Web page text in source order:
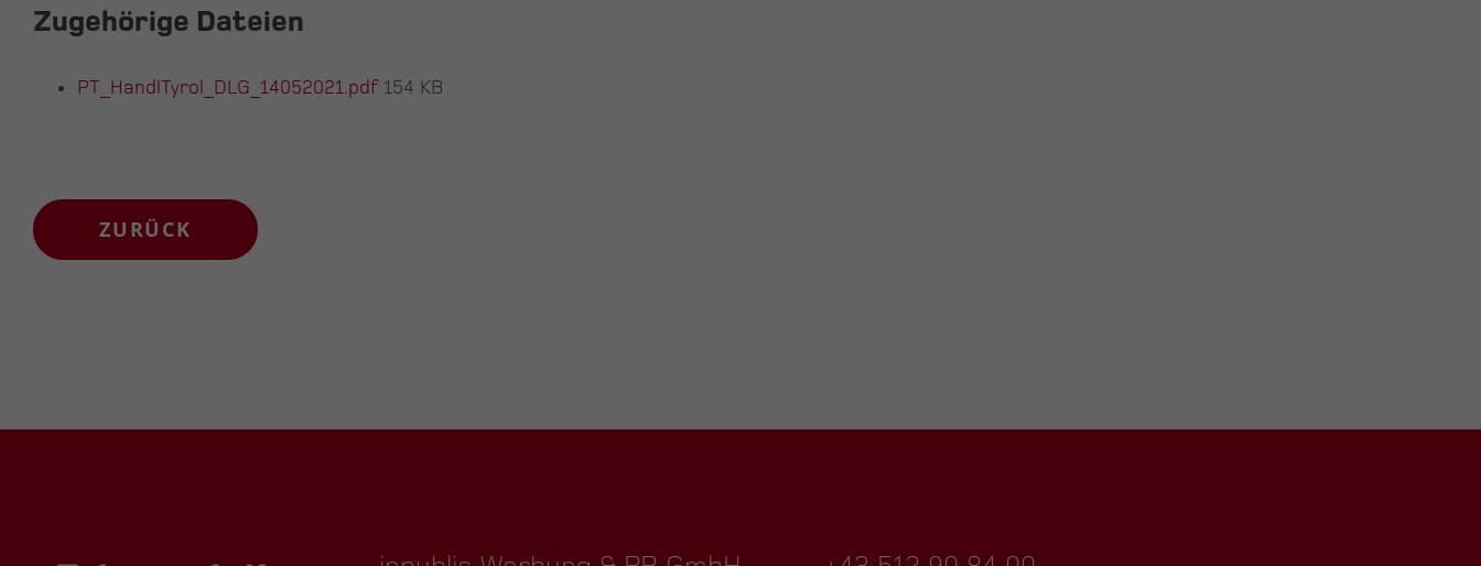
Zugehörige Dateien
PT_HandlTyrol_DLG_14052021.pdf 154 KB
ZURÜCK